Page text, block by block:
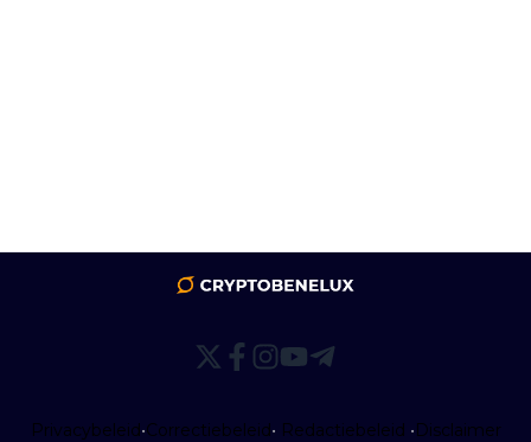
Privacybeleid•Correctiebeleid• Redactiebeleid •Disclaimer